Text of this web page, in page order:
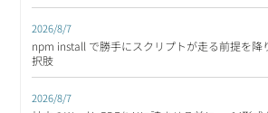
2026/8/7
npm install で勝手にスクリプトが走る前提を
択肢
2026/8/7